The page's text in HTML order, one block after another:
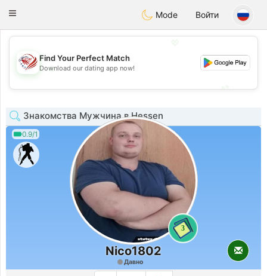
Dating
Toggle
Mode Войти
💖
💕
Find Your Perfect Match
Download our dating app now!
Знакомства Мужчина в Hessen
0.9/1
3
Nico1802
Давно